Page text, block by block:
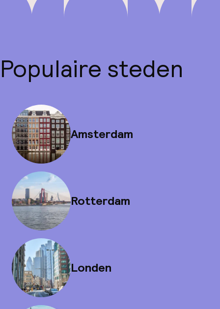
Populaire steden
Amsterdam
Rotterdam
Londen